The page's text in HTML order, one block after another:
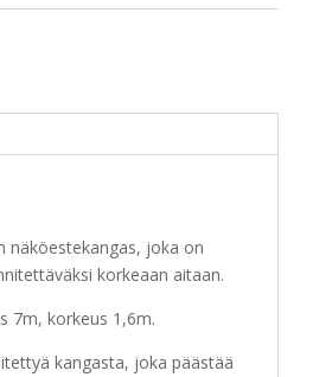
näköestekangas, joka on
korkeaan aitaan.
7m, korkeus 1,6m.
kangasta, joka päästää